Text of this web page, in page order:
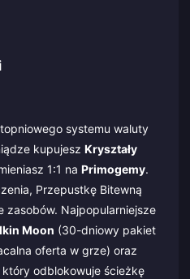
systemu waluty
kupujesz Kryształy
1:1 na Primogemy.
Przepustkę Bitewną
zasobów. Najpopularniejsze
Moon (30-dniowy pakiet
oferta w grze) oraz
który odblokowuje ścieżkę